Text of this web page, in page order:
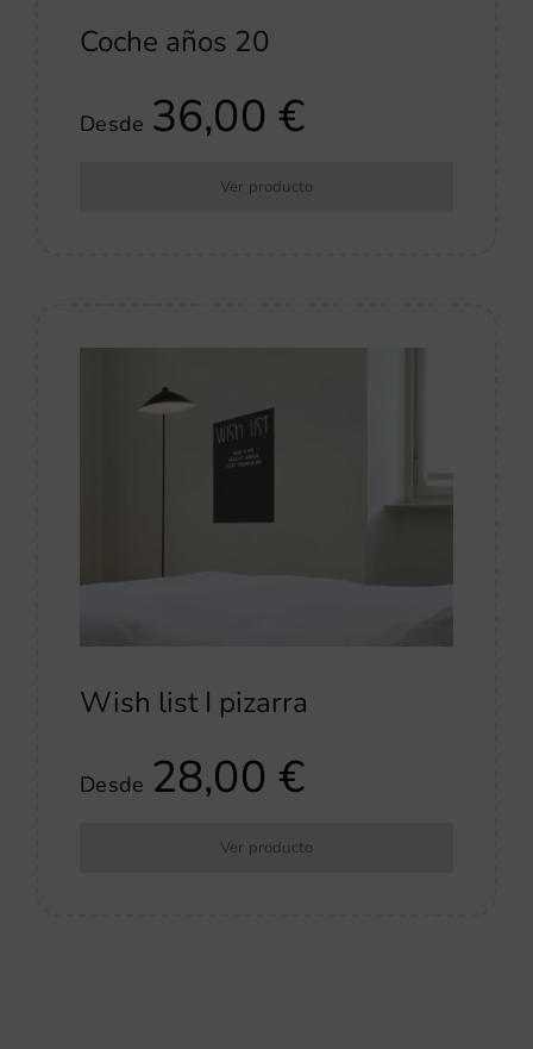
Coche años 20
Desde 36,00€
Ver producto
Wish list I pizarra
Desde 28,00€
Ver producto